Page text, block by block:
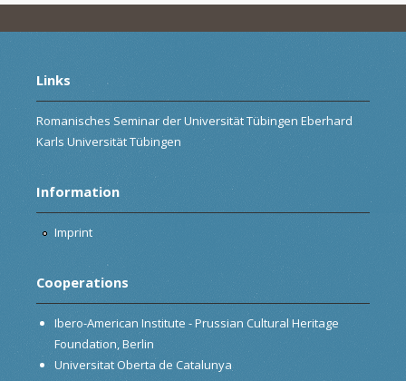
Links
Romanisches Seminar der Universität Tübingen Eberhard
Karls Universität Tübingen
Information
Imprint
Cooperations
Ibero-American Institute - Prussian Cultural Heritage
Foundation, Berlin
Universitat Oberta de Catalunya